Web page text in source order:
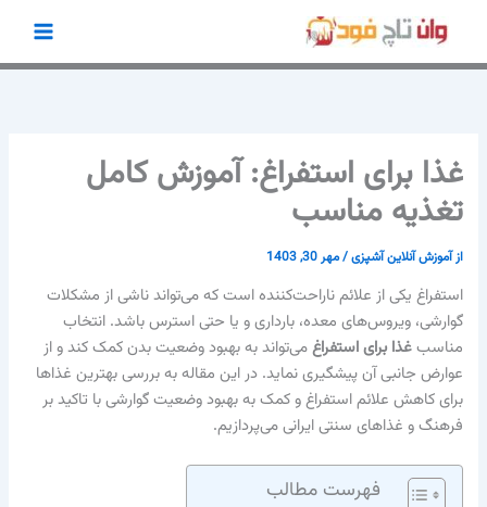
محتوا
غذا برای استفراغ: آموزش کامل
تغذیه مناسب
ازآموزش آنلاین آشپزی/مهر 30, 1403
استفراغ یکی از علائم ناراحت‌کننده است که می‌تواند ناشی از مشکلات
گوارشی، ویروس‌های معده، بارداری و یا حتی استرس باشد. انتخاب
مناسبغذا برای استفراغمی‌تواند به بهبود وضعیت بدن کمک کند و از
عوارض جانبی آن پیشگیری نماید. در این مقاله به بررسی بهترین غذاها
برای کاهش علائم استفراغ و کمک به بهبود وضعیت گوارشی با تاکید بر
فرهنگ و غذاهای سنتی ایرانی می‌پردازیم.
فهرست مطالب